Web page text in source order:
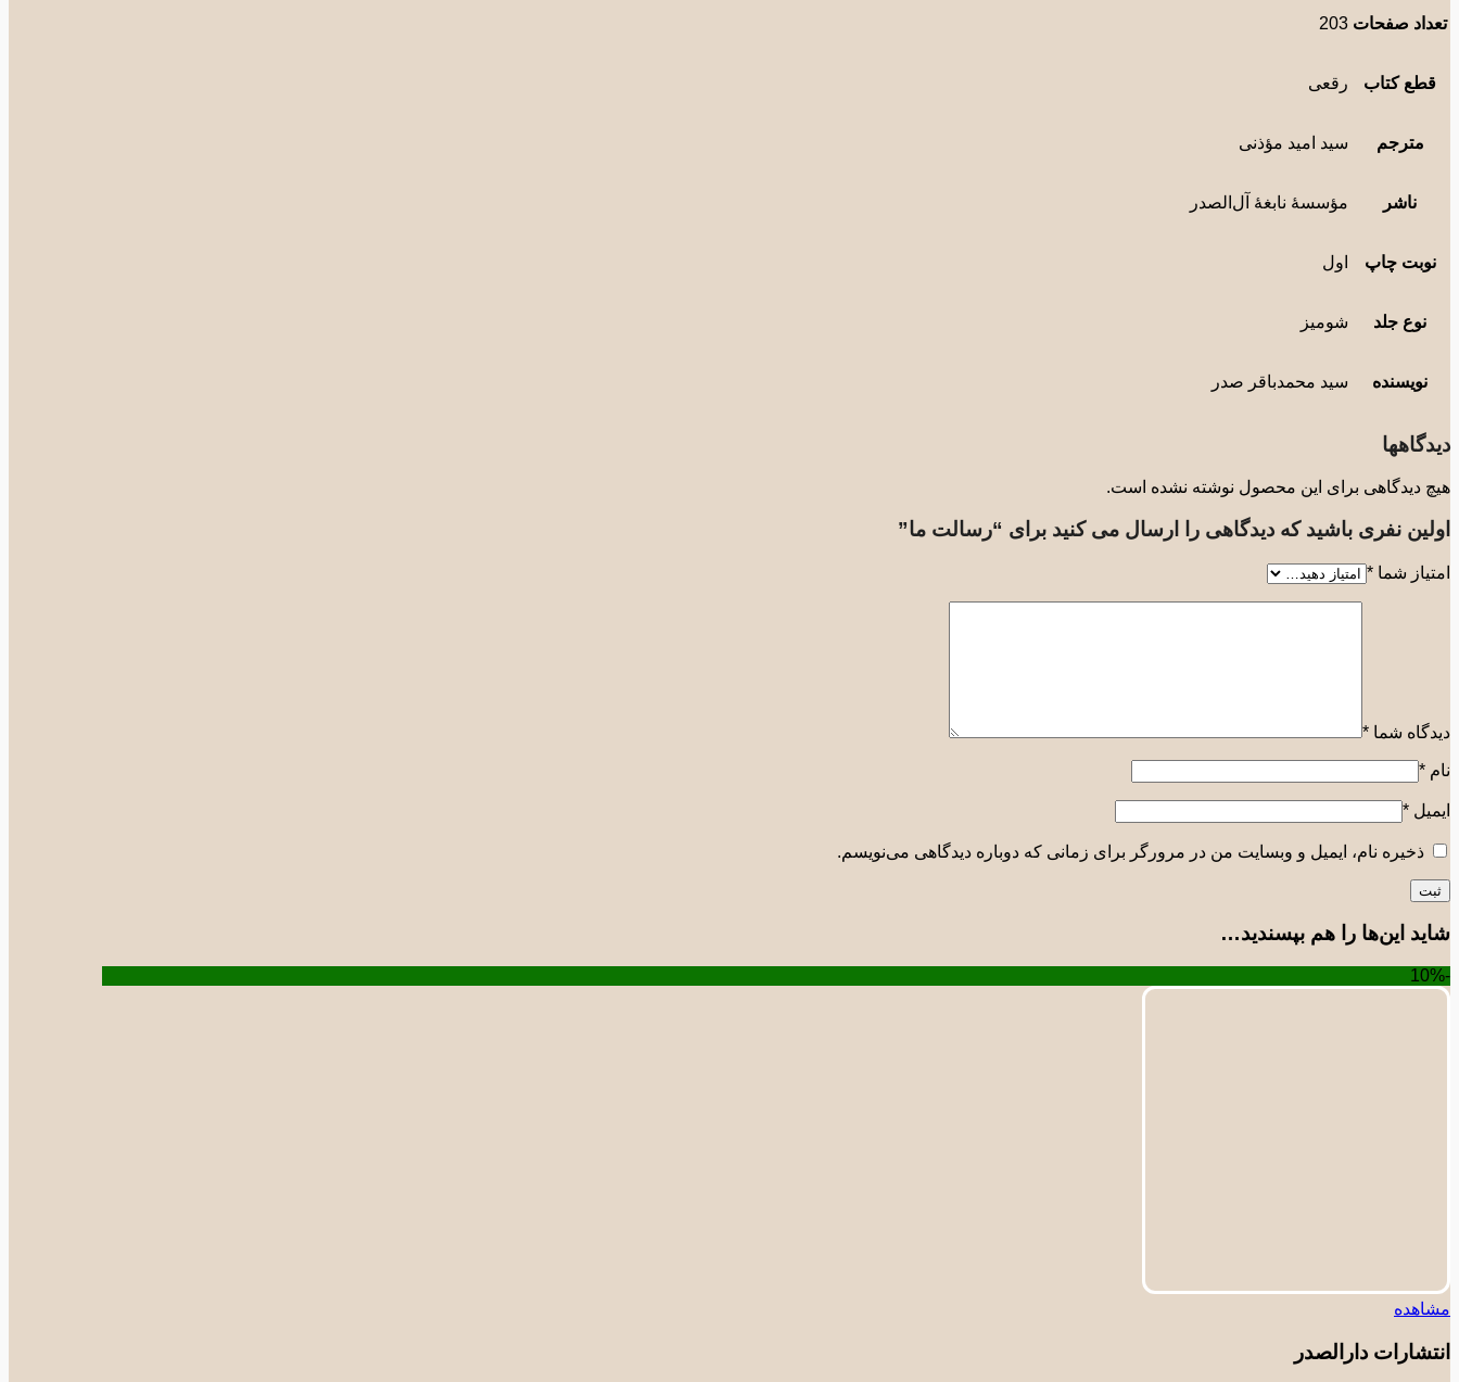
تعداد صفحات 203
قطع کتاب رقعی
مترجم سید امید مؤذنی
ناشر مؤسسۀ نابغۀ آل‌الصدر
نوبت چاپ اول
نوع جلد شومیز
نویسنده سید محمدباقر صدر
دیدگاهها
هیچ دیدگاهی برای این محصول نوشته نشده است.
اولین نفری باشید که دیدگاهی را ارسال می کنید برای “رسالت ما”
امتیاز شما *
دیدگاه شما *
نام *
ایمیل *
ذخیره نام، ایمیل و وبسایت من در مرورگر برای زمانی که دوباره دیدگاهی می‌نویسم.
شاید این‌ها را هم بپسندید…
-10%
مشاهده
انتشارات دارالصدر